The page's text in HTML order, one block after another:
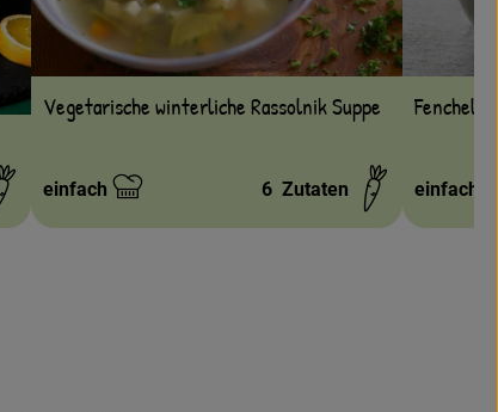
Vegetarische winterliche Rassolnik Suppe
Schwierigkeit:
einfach 6 Zutaten
Fenchel-
einfach